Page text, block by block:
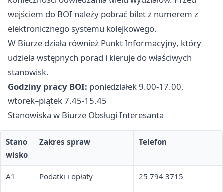
wejściem do BOI należy pobrać bilet z numerem z
elektronicznego systemu kolejkowego.
W Biurze działa również Punkt Informacyjny, który
udziela wstępnych porad i kieruje do właściwych
stanowisk.
Godziny pracy BOI: poniedziałek 9.00-17.00,
wtorek–piątek 7.45-15.45
Stanowiska w Biurze Obsługi Interesanta
Stano
wisko
Zakres spraw Telefon
A1 Podatki i opłaty 25 794 3715